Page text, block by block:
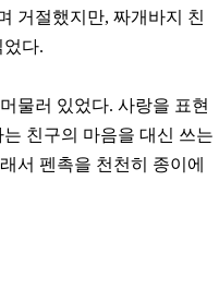
거절했지만, 짜개바지 친
다.
물러 있었다. 사랑을 표현
친구의 마음을 대신 쓰는
서 펜촉을 천천히 종이에